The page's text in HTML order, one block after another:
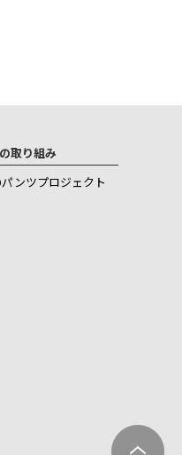
取り組み
パンツプロジェクト